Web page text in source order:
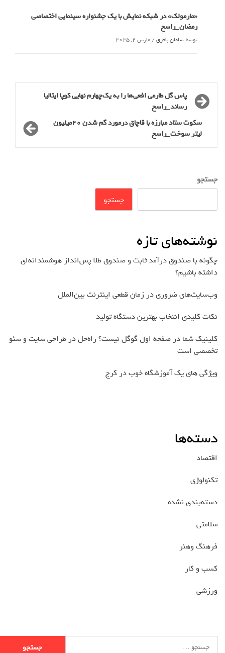
«مارمولک» در شبکه نمایش با یک جشنواره سینمایی اختصاصی
رمضان_راسخ
توسطسامان باقری / مارس 2, 2025
پاس گل طارمی افعی‌ها را به یک‌چهارم نهایی کوپا ایتالیا
رساند_راسخ
سکوت ستاد مبارزه با قاچاق درمورد گم شدن 20میلیون
لیتر سوخت_راسخ
جستجو
جستجو
نوشته‌های تازه
چگونه با صندوق درآمد ثابت و صندوق طلا پس‌انداز هوشمندانه‌ای
داشته باشیم؟
وب‌سایت‌های ضروری در زمان قطعی اینترنت بین‌الملل
نکات کلیدی انتخاب بهترین دستگاه تولید
کلینیک شما در صفحه اول گوگل نیست؟ راه‌حل در طراحی سایت و سئو
تخصصی است
ویژگی های یک آموزشگاه خوب در کرج
دسته‌ها
اقتصاد
تکنولوژی
دسته‌بندی نشده
سلامتی
فرهنگ وهنر
کسب و کار
ورزشی